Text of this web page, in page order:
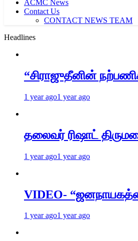
ACMC News
Contact Us
CONTACT NEWS TEAM
Headlines
“சிராஜுதீனின்
1 year ago1 year ago
தலைவர் ரிஷாட்
1 year ago1 year ago
VIDEO-
1 year ago1 year ago